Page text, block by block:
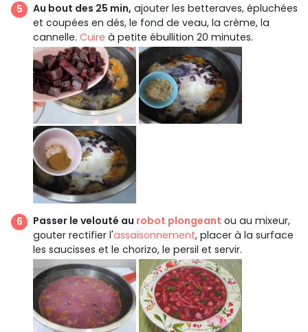
Au bout des 25 min, ajouter les betteraves, épluchées
et coupées en dés, le fond de veau, la crème, la
cannelle. Cuire à petite ébullition 20 minutes.
Passer le velouté au robot plongeant ou au mixeur,
gouter rectifier l'assaisonnement, placer à la surface
les saucisses et le chorizo, le persil et servir.